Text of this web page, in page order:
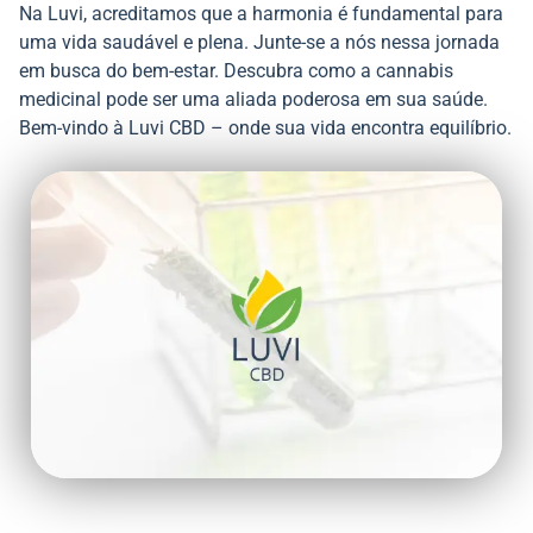
Na Luvi, acreditamos que a harmonia é fundamental para
uma vida saudável e plena. Junte-se a nós nessa jornada
em busca do bem-estar. Descubra como a cannabis
medicinal pode ser uma aliada poderosa em sua saúde.
Bem-vindo à Luvi CBD – onde sua vida encontra equilíbrio.